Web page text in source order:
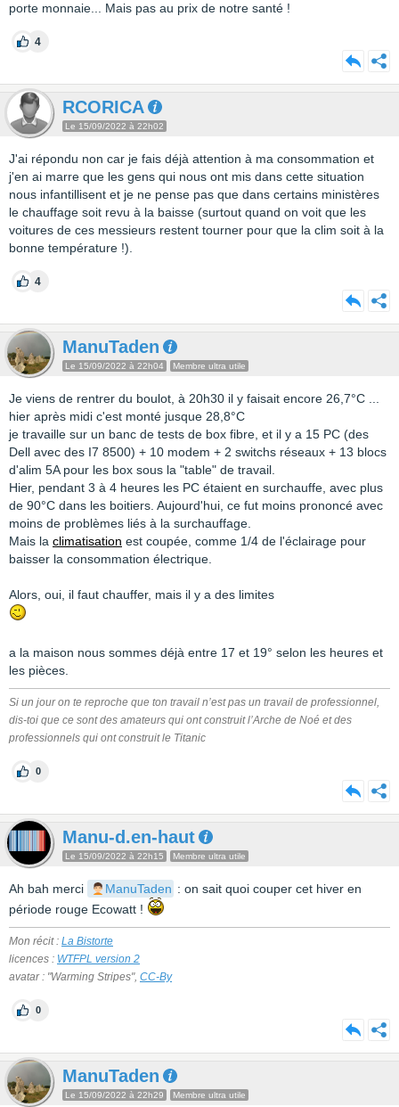
porte monnaie... Mais pas au prix de notre santé !
4
RCORICA
Le 15/09/2022 à 22h02
J'ai répondu non car je fais déjà attention à ma consommation et
j'en ai marre que les gens qui nous ont mis dans cette situation
nous infantillisent et je ne pense pas que dans certains ministères
le chauffage soit revu à la baisse (surtout quand on voit que les
voitures de ces messieurs restent tourner pour que la clim soit à la
bonne température !).
4
ManuTaden
Le 15/09/2022 à 22h04 Membre ultra utile
Je viens de rentrer du boulot, à 20h30 il y faisait encore 26,7°C ...
hier après midi c'est monté jusque 28,8°C
je travaille sur un banc de tests de box fibre, et il y a 15 PC (des
Dell avec des I7 8500) + 10 modem + 2 switchs réseaux + 13 blocs
d'alim 5A pour les box sous la "table" de travail.
Hier, pendant 3 à 4 heures les PC étaient en surchauffe, avec plus
de 90°C dans les boitiers. Aujourd'hui, ce fut moins prononcé avec
moins de problèmes liés à la surchauffage.
Mais la climatisation est coupée, comme 1/4 de l'éclairage pour
baisser la consommation électrique.
Alors, oui, il faut chauffer, mais il y a des limites
a la maison nous sommes déjà entre 17 et 19° selon les heures et
les pièces.
Si un jour on te reproche que ton travail n’est pas un travail de professionnel,
dis-toi que ce sont des amateurs qui ont construit l’Arche de Noé et des
professionnels qui ont construit le Titanic
0
Manu-d.en-haut
Le 15/09/2022 à 22h15 Membre ultra utile
Ah bah merci ManuTaden : on sait quoi couper cet hiver en
période rouge Ecowatt !
Mon récit : La Bistorte
licences : WTFPL version 2
avatar : "Warming Stripes", CC-By
0
ManuTaden
Le 15/09/2022 à 22h29 Membre ultra utile